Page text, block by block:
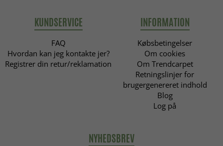
KUNDSERVICE
FAQ
Hvordan kan jeg kontakte jer?
Registrer din retur/reklamation
INFORMATION
Købsbetingelser
Om cookies
Om Trendcarpet
Retningslinjer for
brugergenereret indhold
Blog
Log på
NYHEDSBREV